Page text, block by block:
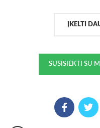
ĮKELTI
SUSISIEKTI SU